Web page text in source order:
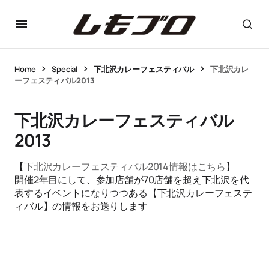
Home Special 下北沢カレーフェスティバル
下北沢カレ
ーフェスティバル2013
下北沢カレーフェスティバル
2013
【下北沢カレーフェスティバル2014情報はこちら】
開催2年目にして、参加店舗が70店舗を超え下北沢を代
表するイベントになりつつある【下北沢カレーフェステ
ィバル】の情報をお送りします